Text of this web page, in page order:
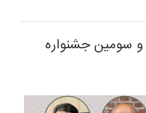
سومین جشنواره